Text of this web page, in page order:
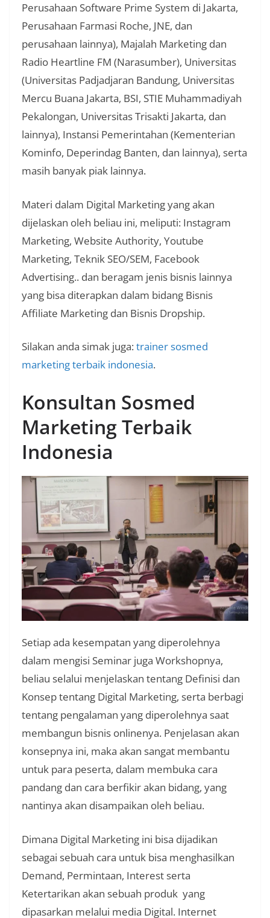
Perusahaan Software Prime System di Jakarta,
Perusahaan Farmasi Roche, JNE, dan
perusahaan lainnya), Majalah Marketing dan
Radio Heartline FM (Narasumber), Universitas
(Universitas Padjadjaran Bandung, Universitas
Mercu Buana Jakarta, BSI, STIE Muhammadiyah
Pekalongan, Universitas Trisakti Jakarta, dan
lainnya), Instansi Pemerintahan (Kementerian
Kominfo, Deperindag Banten, dan lainnya), serta
masih banyak piak lainnya.
Materi dalam Digital Marketing yang akan
dijelaskan oleh beliau ini, meliputi: Instagram
Marketing, Website Authority, Youtube
Marketing, Teknik SEO/SEM, Facebook
Advertising.. dan beragam jenis bisnis lainnya
yang bisa diterapkan dalam bidang Bisnis
Affiliate Marketing dan Bisnis Dropship.
Silakan anda simak juga:trainer sosmed
marketing terbaik indonesia.
Konsultan Sosmed
Marketing Terbaik
Indonesia
Setiap ada kesempatan yang diperolehnya
dalam mengisi Seminar juga Workshopnya,
beliau selalui menjelaskan tentang Definisi dan
Konsep tentang Digital Marketing, serta berbagi
tentang pengalaman yang diperolehnya saat
membangun bisnis onlinenya. Penjelasan akan
konsepnya ini, maka akan sangat membantu
untuk para peserta, dalam membuka cara
pandang dan cara berfikir akan bidang, yang
nantinya akan disampaikan oleh beliau.
Dimana Digital Marketing ini bisa dijadikan
sebagai sebuah cara untuk bisa menghasilkan
Demand, Permintaan, Interest serta
Ketertarikan akan sebuah produk yang
dipasarkan melalui media Digital. Internet